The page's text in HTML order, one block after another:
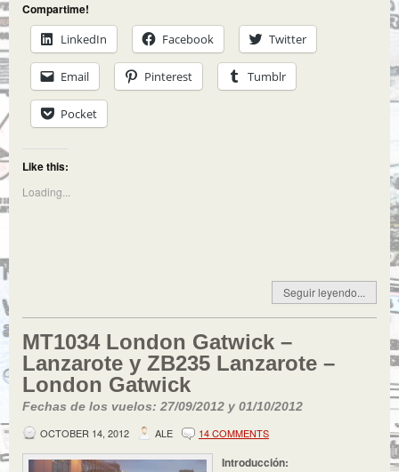
Compartime!
LinkedIn
Facebook Twitter
Email Pinterest Tumblr
Pocket
Like this:
Loading...
Seguir leyendo...
MT1034 London Gatwick –
Lanzarote y ZB235 Lanzarote –
London Gatwick
Fechas de los vuelos: 27/09/2012 y 01/10/2012
OCTOBER 14, 2012
ALE 14 COMMENTS
Introducción: